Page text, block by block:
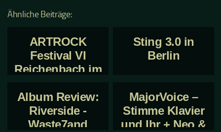
Ähnliche Beiträge:
ARTROCK
Festival VI
Reichenbach im
Sting 3.0 in
Berlin
Album Review:
Riverside -
Waste7and
MajorVoice –
Stimme Klavier
und Ihr + Neo &